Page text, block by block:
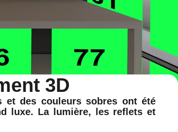
3D
et des couleurs sobres ont été
luxe. La lumière, les reflets et